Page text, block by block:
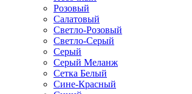
Розовый
Салатовый
Светло-Розовый
Светло-Серый
Серый
Серый Меланж
Сетка Белый
Сине-Красный